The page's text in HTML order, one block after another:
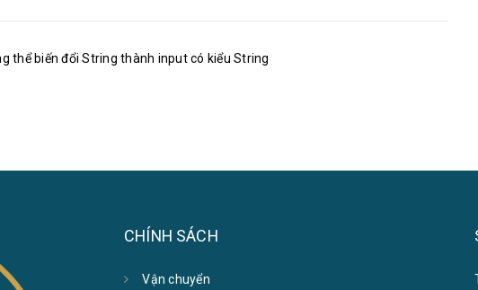
thể biến đổi String thành input có kiểu String
CHÍNH SÁCH
Vận chuyển